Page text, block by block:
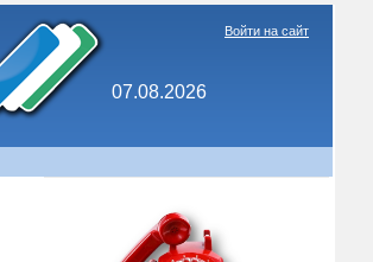
07.08.2026
Войти на сайт